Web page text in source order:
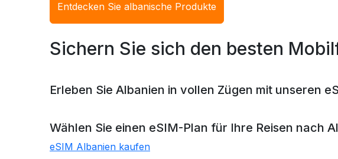
Entdecken Sie albanische Produkte
Sichern Sie sich den besten
Erleben Sie Albanien in vollen Zügen mit unseren
Wählen Sie einen eSIM-Plan für Ihre Reisen nach
eSIM Albanien kaufen